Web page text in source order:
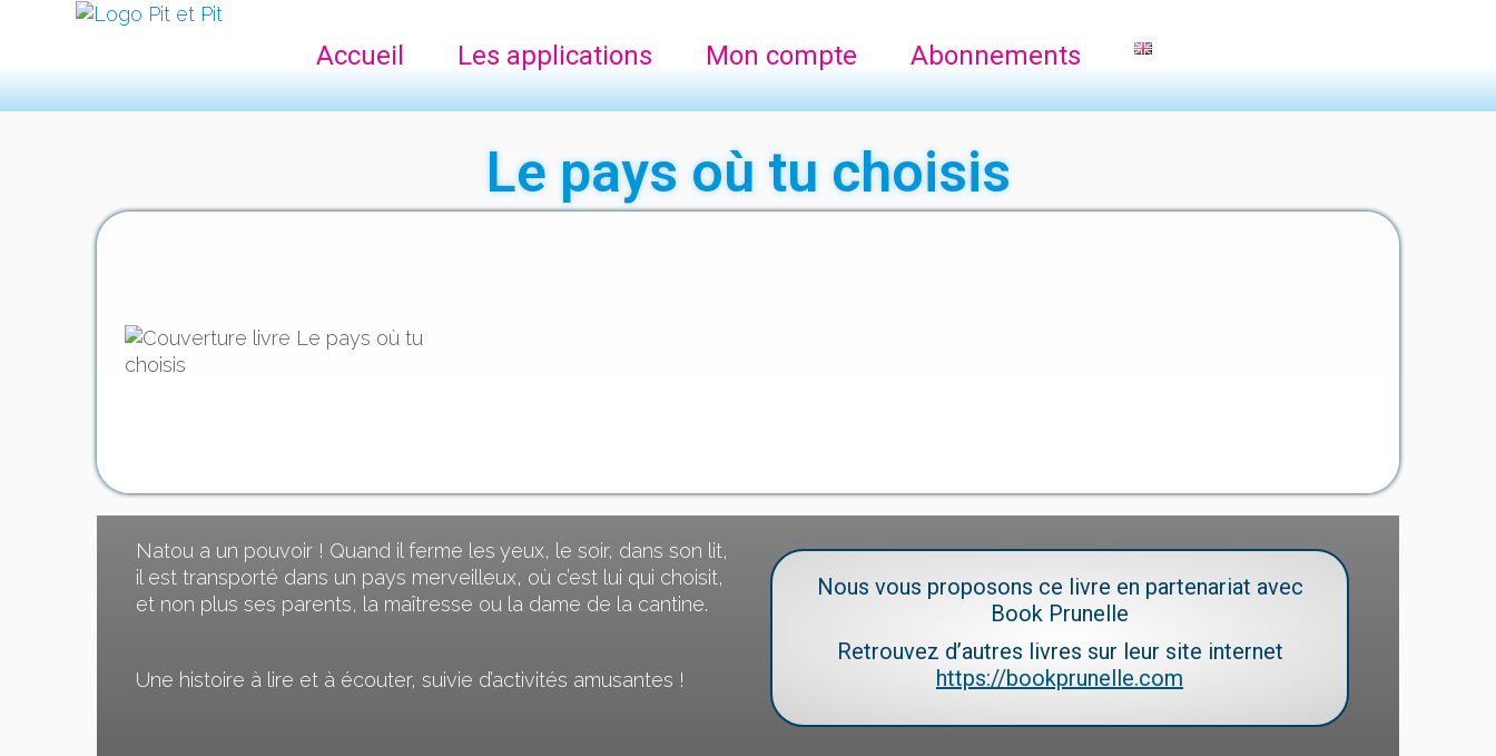
Accueil Les applications Mon compte Abonnements
Le pays où tu choisis
Natou a un pouvoir ! Quand il ferme les yeux, le soir, dans son lit,
il est transporté dans un pays merveilleux, où c’est lui qui choisit,
et non plus ses parents, la maîtresse ou la dame de la cantine.
Une histoire à lire et à écouter, suivie d’activités amusantes !
Nous vous proposons ce livre en partenariat avec
Book Prunelle
Retrouvez d’autres livres sur leur site internet
https://bookprunelle.com